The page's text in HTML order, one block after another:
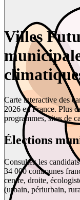
Villes
Carte interactive des
2026 en France. Plus
programmes, sites de
Élections
Consultez les
34 000 communes
centre, droite,
(urbain, périurbain,